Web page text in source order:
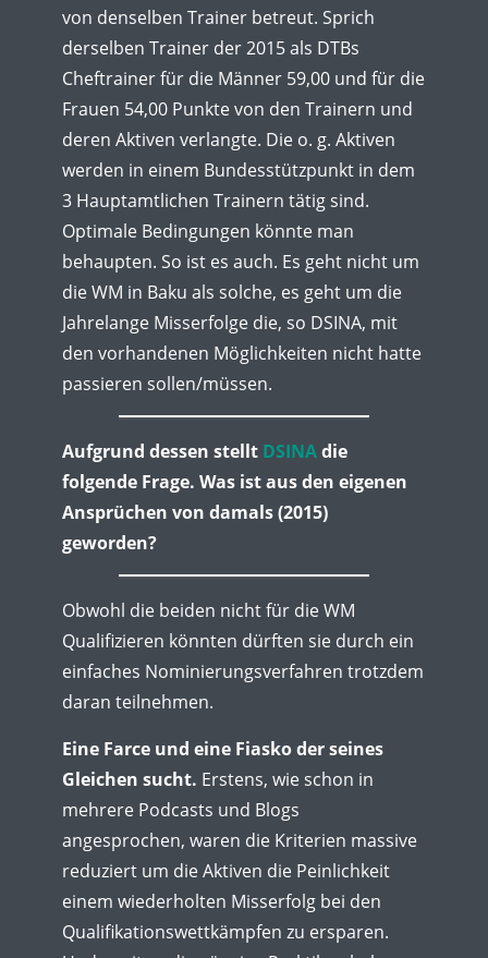
von denselben Trainer betreut. Sprich
derselben Trainer der 2015 als DTBs
Cheftrainer für die Männer 59,00 und für die
Frauen 54,00 Punkte von den Trainern und
deren Aktiven verlangte. Die o. g. Aktiven
werden in einem Bundesstützpunkt in dem
3 Hauptamtlichen Trainern tätig sind.
Optimale Bedingungen könnte man
behaupten. So ist es auch. Es geht nicht um
die WM in Baku als solche, es geht um die
Jahrelange Misserfolge die, so DSINA, mit
den vorhandenen Möglichkeiten nicht hatte
passieren sollen/müssen.
Aufgrund dessen stellt DSINAdie
folgende Frage. Was ist aus den eigenen
Ansprüchen von damals (2015)
geworden?
Obwohl die beiden nicht für die WM
Qualifizieren könnten dürften sie durch ein
einfaches Nominierungsverfahren trotzdem
daran teilnehmen.
Eine Farce und eine Fiasko der seines
Gleichen sucht. Erstens, wie schon in
mehrere Podcasts und Blogs
angesprochen, waren die Kriterien massive
reduziert um die Aktiven die Peinlichkeit
einem wiederholten Misserfolg bei den
Qualifikationswettkämpfen zu ersparen.